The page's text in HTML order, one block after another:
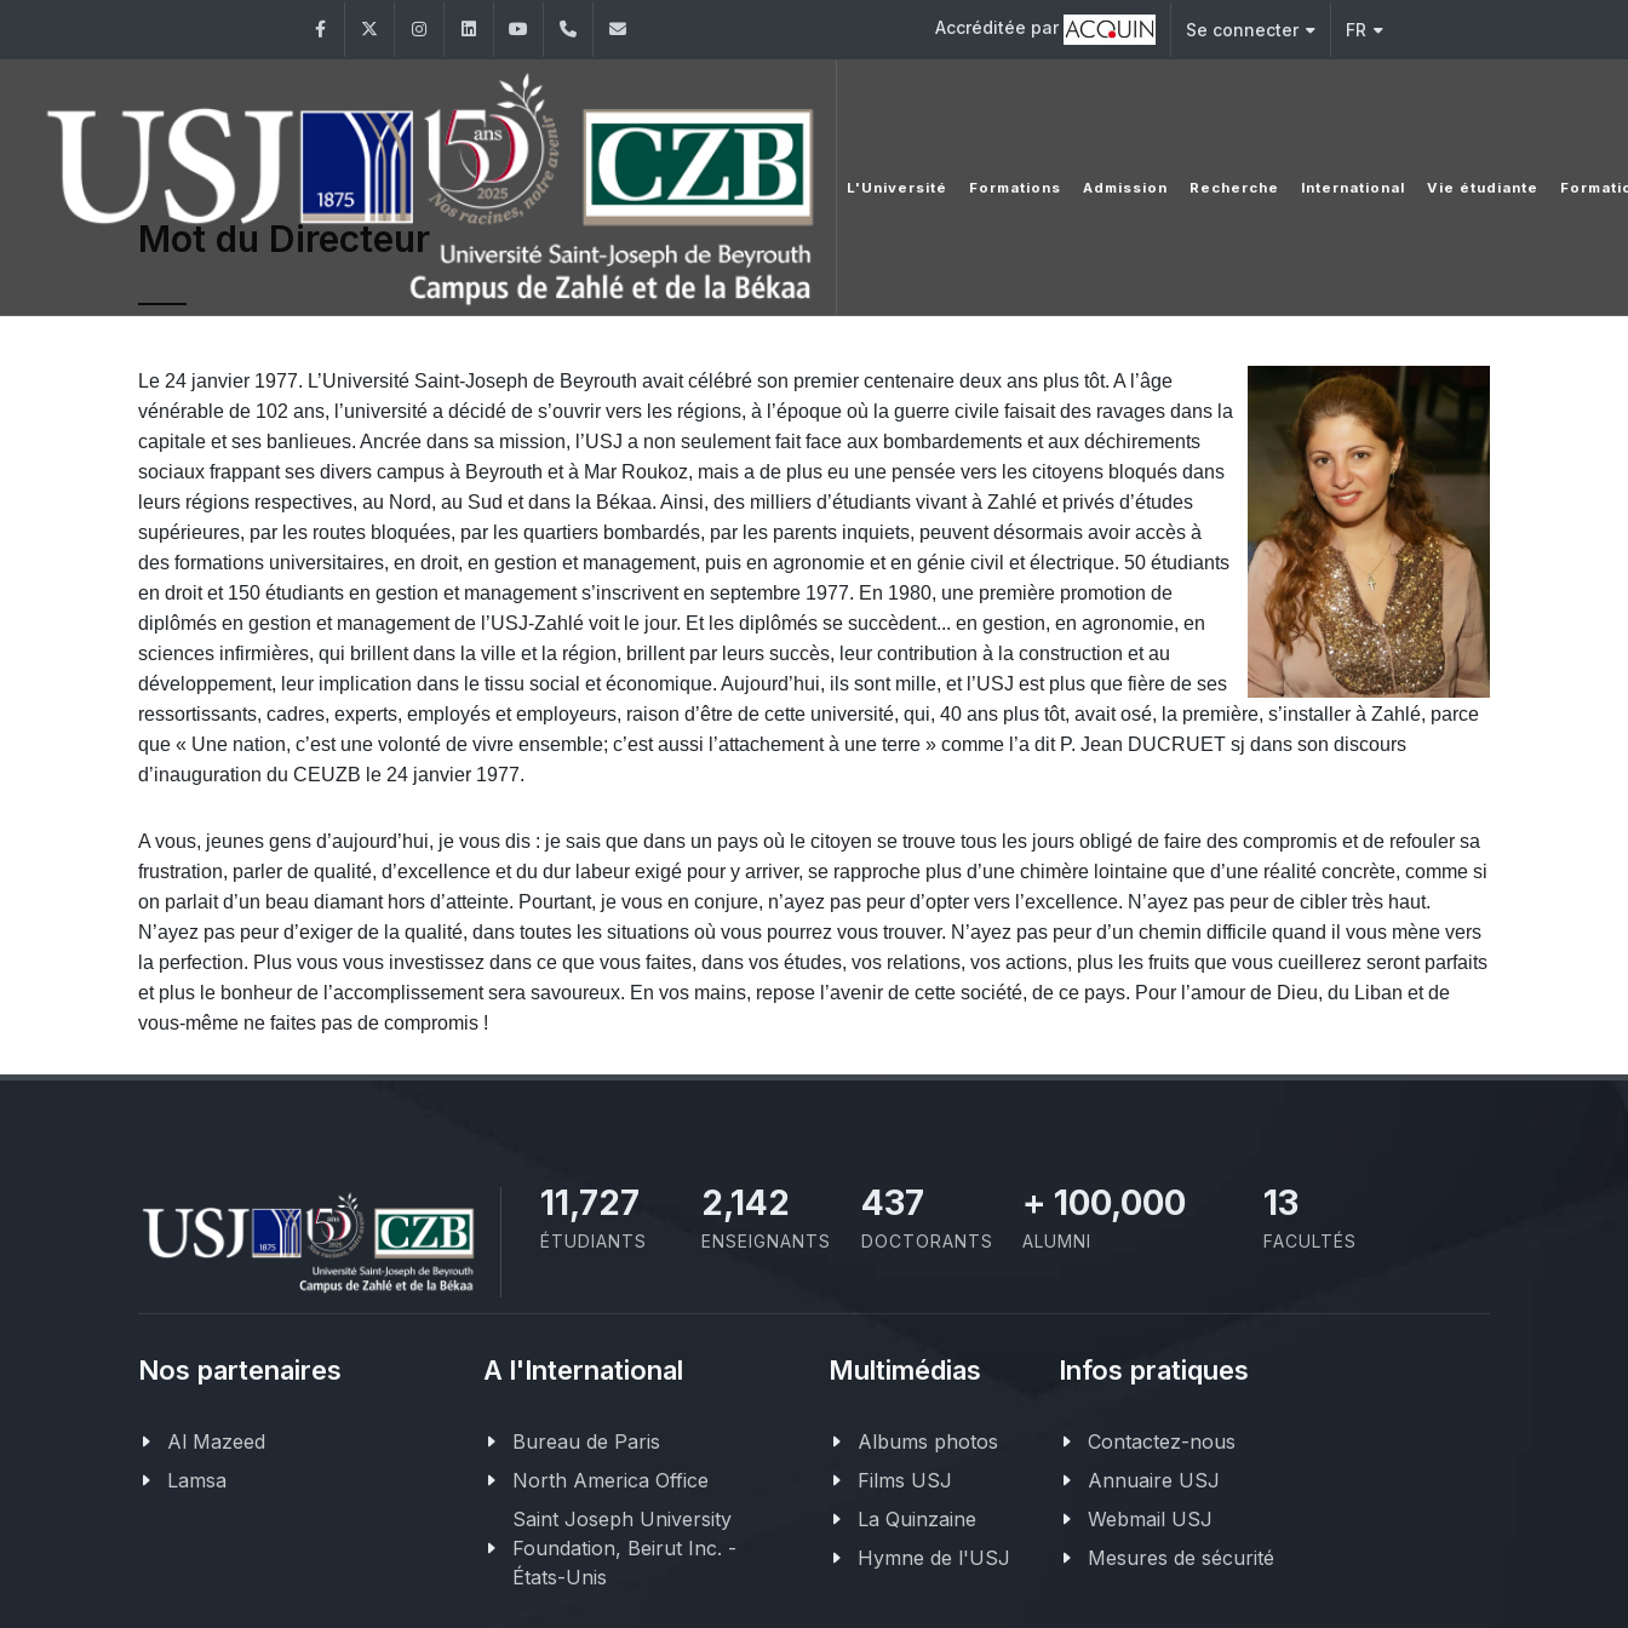
FacebookTwitter InstagramLinkedInYouTube+961 (1) 421 000 Accréditée par Se connecter FR
L'Université Formations Admission Recherche International Vie étudiante
Mot du Directeur
Le 24 janvier 1977. L’Université Saint-Joseph de Beyrouth avait célébré son premier centenaire deux ans plus tôt. A l’âge
vénérable de 102 ans, l’université a décidé de s’ouvrir vers les régions, à l’époque où la guerre civile faisait des ravages dans la
capitale et ses banlieues. Ancrée dans sa mission, l’USJ a non seulement fait face aux bombardements et aux déchirements
sociaux frappant ses divers campus à Beyrouth et à Mar Roukoz, mais a de plus eu une pensée vers les citoyens bloqués dans
leurs régions respectives, au Nord, au Sud et dans la Békaa. Ainsi, des milliers d’étudiants vivant à Zahlé et privés d’études
supérieures, par les routes bloquées, par les quartiers bombardés, par les parents inquiets, peuvent désormais avoir accès à
des formations universitaires, en droit, en gestion et management, puis en agronomie et en génie civil et électrique. 50 étudiants
en droit et 150 étudiants en gestion et management s’inscrivent en septembre 1977. En 1980, une première promotion de
diplômés en gestion et management de l’USJ-Zahlé voit le jour. Et les diplômés se succèdent... en gestion, en agronomie, en
sciences infirmières, qui brillent dans la ville et la région, brillent par leurs succès, leur contribution à la construction et au
développement, leur implication dans le tissu social et économique. Aujourd’hui, ils sont mille, et l’USJ est plus que fière de ses
ressortissants, cadres, experts, employés et employeurs, raison d’être de cette université, qui, 40 ans plus tôt, avait osé, la première, s’installer à Zahlé, parce
que « Une nation, c’est une volonté de vivre ensemble; c’est aussi l’attachement à une terre » comme l’a dit P. Jean DUCRUET sj dans son discours
d’inauguration du CEUZB le 24 janvier 1977.
A vous, jeunes gens d’aujourd’hui, je vous dis : je sais que dans un pays où le citoyen se trouve tous les jours obligé de faire des compromis et de refouler sa
frustration, parler de qualité, d’excellence et du dur labeur exigé pour y arriver, se rapproche plus d’une chimère lointaine que d’une réalité concrète, comme si
on parlait d’un beau diamant hors d’atteinte. Pourtant, je vous en conjure, n’ayez pas peur d’opter vers l’excellence. N’ayez pas peur de cibler très haut.
N’ayez pas peur d’exiger de la qualité, dans toutes les situations où vous pourrez vous trouver. N’ayez pas peur d’un chemin difficile quand il vous mène vers
la perfection. Plus vous vous investissez dans ce que vous faites, dans vos études, vos relations, vos actions, plus les fruits que vous cueillerez seront parfaits
et plus le bonheur de l’accomplissement sera savoureux. En vos mains, repose l’avenir de cette société, de ce pays. Pour l’amour de Dieu, du Liban et de
vous-même ne faites pas de compromis !
11,727
ÉTUDIANTS
2,142
ENSEIGNANTS
437
DOCTORANTS
+ 100,000
ALUMNI
13
FACULTÉS
Nos partenaires
Al Mazeed
Lamsa
A l'International
Bureau de Paris
North America Office
Saint Joseph University
Foundation, Beirut Inc. -
États-Unis
Multimédias
Albums photos
Films USJ
La Quinzaine
Hymne de l'USJ
Infos pratiques
Contactez-nous
Annuaire USJ
Webmail USJ
Mesures de sécurité